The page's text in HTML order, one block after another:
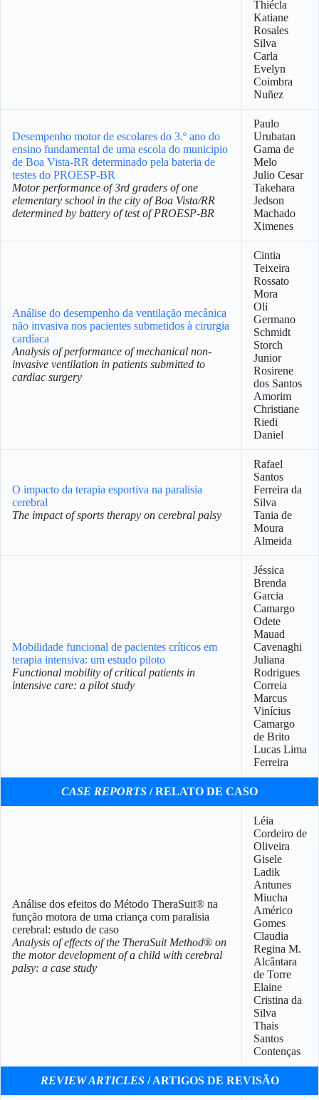
Thiécla
Katiane
Rosales
Silva
Carla
Evelyn
Coimbra
Nuñez
Desempenho motor de escolares do 3.º ano do
ensino fundamental de uma escola do municipio
de Boa Vista-RR determinado pela bateria de
testes do PROESP-BR
Motor performance of 3rd graders of one
elementary school in the city of Boa Vista/RR
determined by battery of test of PROESP-BR
Paulo
Urubatan
Gama de
Melo
Julio Cesar
Takehara
Jedson
Machado
Ximenes
Análise do desempenho da ventilação mecânica
não invasiva nos pacientes submetidos à cirurgia
cardíaca
Analysis of performance of mechanical non-
invasive ventilation in patients submitted to
cardiac surgery
Cintia
Teixeira
Rossato
Mora
Oli
Germano
Schmidt
Storch
Junior
Rosirene
dos Santos
Amorim
Christiane
Riedi
Daniel
O impacto da terapia esportiva na paralisia
cerebral
The impact of sports therapy on cerebral palsy
Rafael
Santos
Ferreira da
Silva
Tania de
Moura
Almeida
Mobilidade funcional de pacientes críticos em
terapia intensiva: um estudo piloto
Functional mobility of critical patients in
intensive care: a pilot study
Jéssica
Brenda
Garcia
Camargo
Odete
Mauad
Cavenaghi
Juliana
Rodrigues
Correia
Marcus
Vinícius
Camargo
de Brito
Lucas Lima
Ferreira
CASE REPORTS / RELATO DE CASO
Análise dos efeitos do Método TheraSuit® na
função motora de uma criança com paralisia
cerebral: estudo de caso
Analysis of effects of the TheraSuit Method® on
the motor development of a child with cerebral
palsy: a case study
Léia
Cordeiro de
Oliveira
Gisele
Ladik
Antunes
Miucha
Américo
Gomes
Claudia
Regina M.
Alcântara
de Torre
Elaine
Cristina da
Silva
Thais
Santos
Contenças
REVIEW ARTICLES/ ARTIGOS DE REVISÃO